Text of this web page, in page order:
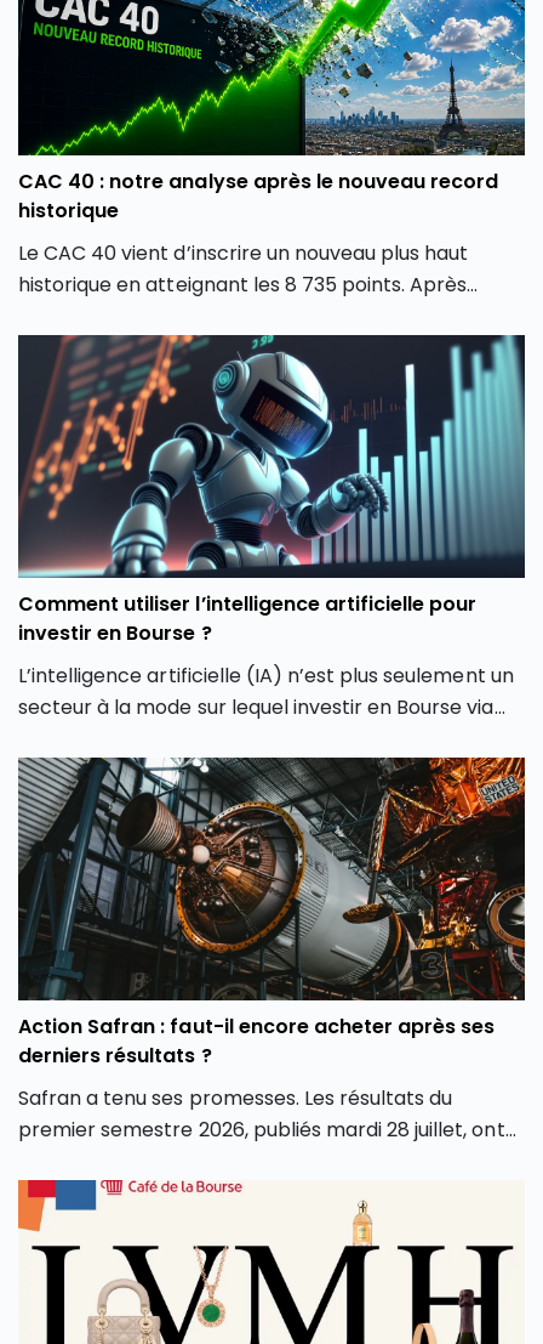
CAC 40 : notre analyse après le nouveau record
historique
Le CAC 40 vient d’inscrire un nouveau plus haut
historique en atteignant les 8 735 points. Après
parisien semble avoir retrouvé une dynamique
haussière en dépassant son précédent record de
février 2026. Comment expliquer cette envolée du
CAC 40 ? Quels secteurs tirent actuellement l’indice
parisien ? Et surtout, cette hausse du CAC 40 peut-
elle encore se poursuivre ou faut-il s’attendre à une
phase de consolidation ?
Comment utiliser l’intelligence artificielle pour
investir en Bourse ?
L’intelligence artificielle (IA) n’est plus seulement un
secteur à la mode sur lequel investir en Bourse via
même de notre façon d’investir en Bourse avec de
nouveaux outils et de nouvelles approches. Dans cet
article, découvrez comment l’intelligence artificielle
peut transformer votre façon d’investir en Bourse et
vous aider à mieux saisir les opportunités des
marchés.
Action Safran : faut-il encore acheter après ses
derniers résultats ?
Safran a tenu ses promesses. Les résultats du
premier semestre 2026, publiés mardi 28 juillet, ont
d’affaires, marge opérationnelle et surtout
génération de cash. Conséquence directe, le groupe
a relevé l’intégralité de ses objectifs pour l’année.
Alors que le groupe aéronautique et de défense
français est récompensé en Bourse pour ses bons